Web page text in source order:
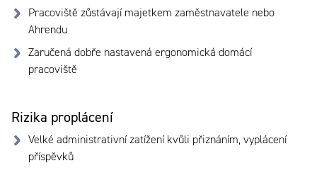
Pracoviště zůstávají majetkem zaměstnavatele nebo
Ahrendu
Zaručená dobře nastavená ergonomická domácí
pracoviště
Rizika proplácení
Velké administrativní zatížení kvůli přiznáním, vyplácení
příspěvků